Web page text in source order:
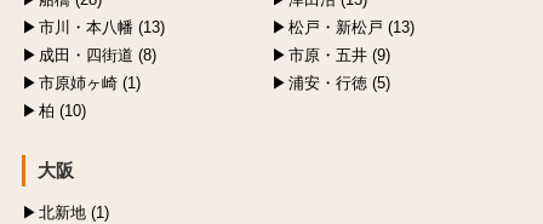
市川・本八幡 (13)
松戸・新松戸 (13)
成田・四街道 (8)
市原・五井 (9)
市原姉ヶ崎 (1)
浦安・行徳 (5)
柏 (10)
大阪
北新地 (1)